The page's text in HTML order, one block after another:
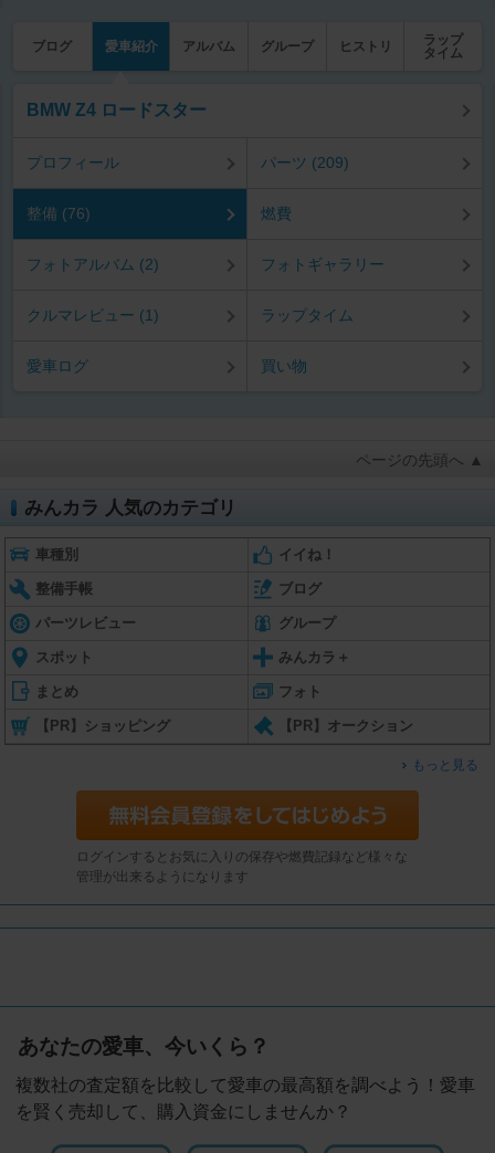
ブログ 愛車紹介 アルバム グループ ヒストリ
ラップ
タイム
BMW Z4 ロードスター
プロフィール パーツ (209)
整備 (76) 燃費
フォトアルバム (2) フォトギャラリー
クルマレビュー (1) ラップタイム
愛車ログ 買い物
ページの先頭へ ▲
みんカラ 人気のカテゴリ
車種別 イイね！
整備手帳 ブログ
パーツレビュー グループ
スポット みんカラ＋
まとめ フォト
【PR】ショッピング 【PR】オークション
もっと見る
ログインするとお気に入りの保存や燃費記録など様々な
管理が出来るようになります
あなたの愛車、今いくら？
複数社の査定額を比較して愛車の最高額を調べよう！愛車
を賢く売却して、購入資金にしませんか？